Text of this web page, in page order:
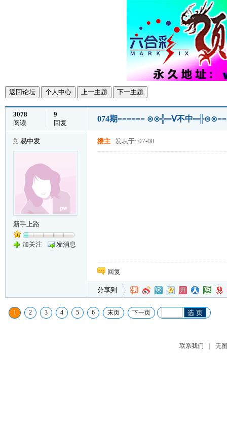
返回论坛 个人中心 上一主题 下一主题
3078
阅读
9
回复
074期====== ⊙⊙╬═Ⅴ不中
易中发
新手上路
加关注 发消息
楼主 发表于: 07-08
回复
分享到
1 2 3 4 5 6 末页 下一页 选 页
联系我们 | 无